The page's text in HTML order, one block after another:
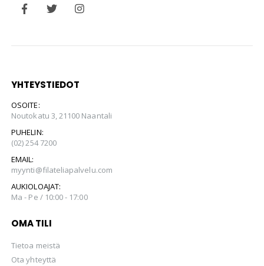
YHTEYSTIEDOT
OSOITE:
Noutokatu 3, 21100 Naantali
PUHELIN:
(02) 254 7200
EMAIL:
myynti@filateliapalvelu.com
AUKIOLOAJAT:
Ma - Pe / 10:00 - 17:00
OMA TILI
Tietoa meistä
Ota yhteyttä